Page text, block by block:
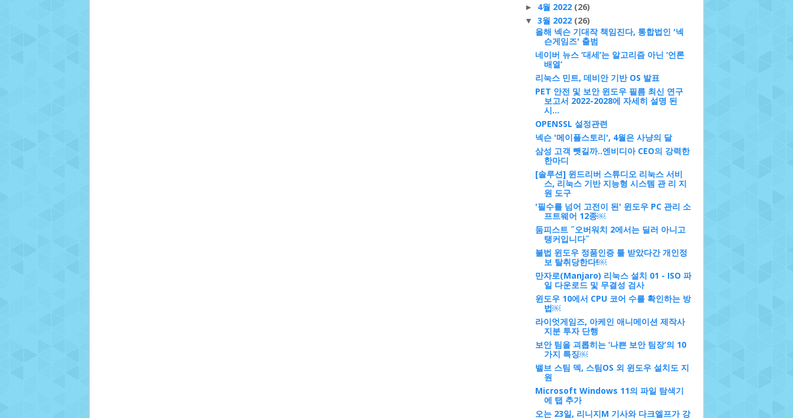
► 4월 2022 (26)
▼ 3월 2022 (26)
올해 넥슨 기대작 책임진다, 통합법인 '넥
슨게임즈' 출범
네이버 뉴스 ‘대세’는 알고리즘 아닌 ‘언론
배열’
리눅스 민트, 데비안 기반 OS 발표
PET 안전 및 보안 윈도우 필름 최신 연구
보고서 2022-2028에 자세히 설명 된
시...
OPENSSL 설정관련
넥슨 '메이플스토리', 4월은 사냥의 달
삼성 고객 뺏길까..엔비디아 CEO의 강력한
한마디
[솔루션] 윈드리버 스튜디오 리눅스 서비
스, 리눅스 기반 지능형 시스템 관 리 지
원 도구
'필수를 넘어 고전이 된' 윈도우 PC 관리 소
프트웨어 12종￼
둠피스트 ˝오버워치 2에서는 딜러 아니고
탱커입니다˝
불법 윈도우 정품인증 툴 받았다간 개인정
보 탈취당한다!￼
만자로(Manjaro) 리눅스 설치 01 - ISO 파
일 다운로드 및 무결성 검사
윈도우 10에서 CPU 코어 수를 확인하는 방
법￼
라이엇게임즈, 아케인 애니메이션 제작사
지분 투자 단행
보안 팀을 괴롭히는 ‘나쁜 보안 팀장’의 10
가지 특징￼
밸브 스팀 덱, 스팀OS 외 윈도우 설치도 지
원
Microsoft Windows 11의 파일 탐색기
에 탭 추가
오는 23일, 리니지M 기사와 다크엘프가 강